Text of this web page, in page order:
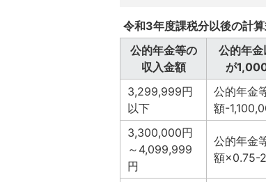
令和3年度課税分以後の計
公的年金等の
収入金額
公的年
が
3,299,999円
以下
公的年金
額-
3,300,000円
～4,099,999
円
公的年金
額×0.75-